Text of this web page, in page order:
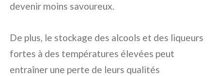
devenir moins savoureux.
De plus, le stockage des alcools et des liqueurs
fortes à des températures élevées peut
entraîner une perte de leurs qualités